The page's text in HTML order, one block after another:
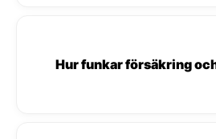
Hur funkar försäkring